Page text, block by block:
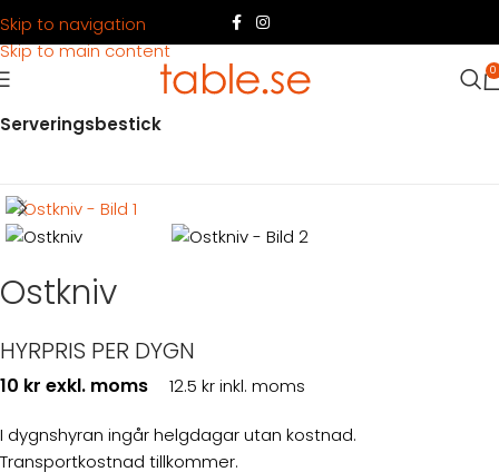
Skip to navigation
Skip to main content
0
Servering Servering mat
Serveringsbestick
Ostkniv
HYRPRIS PER DYGN
10 kr exkl. moms 12.5 kr inkl. moms
I dygnshyran ingår helgdagar utan kostnad.
Transportkostnad tillkommer.